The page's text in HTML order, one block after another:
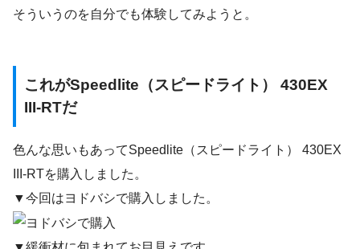
そういうのを自分でも体験してみようと。
これがSpeedlite（スピードライト） 430EX
III-RTだ
色んな思いもあってSpeedlite（スピードライト） 430EX
III-RTを購入しました。
▼今回はヨドバシで購入しました。